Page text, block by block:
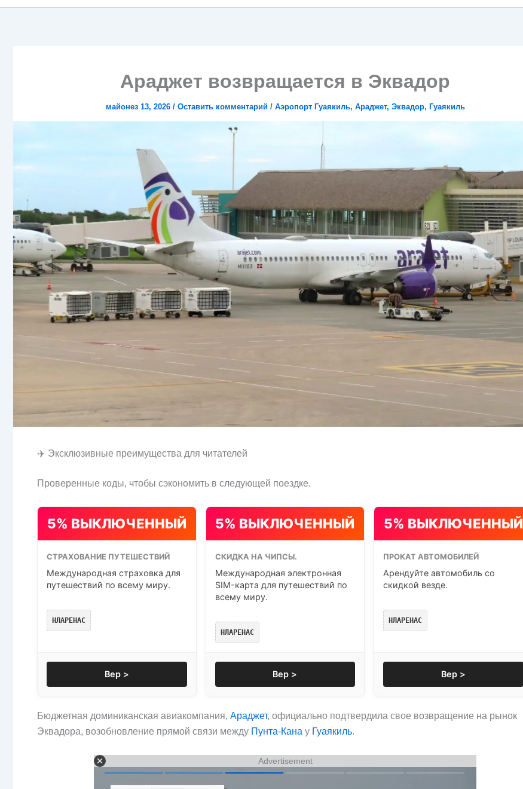
Араджет возвращается в Эквадор
майонез 13, 2026 / Оставить комментарий / Аэропорт Гуаякиль, Араджет, Эквадор, Гуаякиль
✈️ Эксклюзивные преимущества для читателей
Проверенные коды, чтобы сэкономить в следующей поездке.
5% ВЫКЛЮЧЕННЫЙ
СТРАХОВАНИЕ ПУТЕШЕСТВИЙ
Международная страховка для
путешествий по всему миру.
НЛАРЕНАС
Вер >
5% ВЫКЛЮЧЕННЫЙ
СКИДКА НА ЧИПСЫ.
Международная электронная
SIM-карта для путешествий по
всему миру.
НЛАРЕНАС
Вер >
5% ВЫКЛЮЧЕННЫЙ
ПРОКАТ АВТОМОБИЛЕЙ
Арендуйте автомобиль со
скидкой везде.
НЛАРЕНАС
Вер >
Бюджетная доминиканская авиакомпания, Араджет, официально подтвердила свое возвращение на рынок
Эквадора, возобновление прямой связи между Пунта-Кана у Гуаякиль.
Advertisement